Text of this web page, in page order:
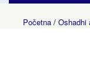
Početna/ Oshadhi